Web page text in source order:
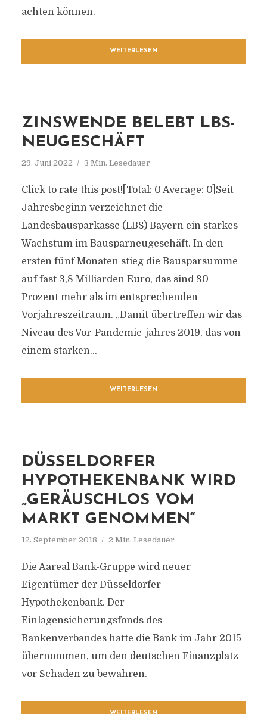
achten können.
WEITERLESEN
ZINSWENDE BELEBT LBS-
NEUGESCHÄFT
29. Juni 2022 3 Min. Lesedauer
Click to rate this post![Total: 0 Average: 0]Seit
Jahresbeginn verzeichnet die
Landesbausparkasse (LBS) Bayern ein starkes
Wachstum im Bausparneugeschäft. In den
ersten fünf Monaten stieg die Bausparsumme
auf fast 3,8 Milliarden Euro, das sind 80
Prozent mehr als im entsprechenden
Vorjahreszeitraum. „Damit übertreffen wir das
Niveau des Vor-Pandemie-jahres 2019, das von
einem starken...
WEITERLESEN
DÜSSELDORFER
HYPOTHEKENBANK WIRD
„GERÄUSCHLOS VOM
MARKT GENOMMEN“
12. September 2018 2 Min. Lesedauer
Die Aareal Bank-Gruppe wird neuer
Eigentümer der Düsseldorfer
Hypothekenbank. Der
Einlagensicherungsfonds des
Bankenverbandes hatte die Bank im Jahr 2015
übernommen, um den deutschen Finanzplatz
vor Schaden zu bewahren.